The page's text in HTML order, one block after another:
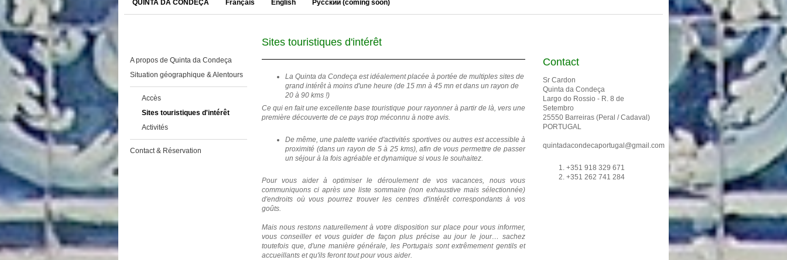
QUINTA DA CONDEÇA Français English Русский (coming soon)
A propos de Quinta da Condeça
Situation géographique & Alentours
Accès
Sites touristiques d'intérêt
Activités
Contact & Réservation
Sites touristiques d'intérêt
La Quinta da Condeça est idéalement placée à portée de multiples sites de
grand intérêt à moins d'une heure (de 15 mn à 45 mn et dans un rayon de
20 à 90 kms !)
Ce qui en fait une excellente base touristique pour rayonner à partir de là, vers une
première découverte de ce pays trop méconnu à notre avis.
De même, une palette variée d'activités sportives ou autres est accessible à
proximité (dans un rayon de 5 à 25 kms), afin de vous permettre de passer
un séjour à la fois agréable et dynamique si vous le souhaitez.
Pour vous aider à optimiser le déroulement de vos vacances, nous vous
communiquons ci après une liste sommaire (non exhaustive mais sélectionnée)
d'endroits où vous pourrez trouver les centres d'intérêt correspondants à vos
goûts.
Mais nous restons naturellement à votre disposition sur place pour vous informer,
vous conseiller et vous guider de façon plus précise au jour le jour… sachez
toutefois que, d'une manière générale, les Portugais sont extrêmement gentils et
accueillants et qu'ils feront tout pour vous aider.
Contact
Sr Cardon
Quinta da Condeça
Largo do Rossio - R. 8 de
Setembro
25550 Barreiras (Peral / Cadaval)
PORTUGAL
quintadacondecaportugal@gmail.com
+351 918 329 671
+351 262 741 284